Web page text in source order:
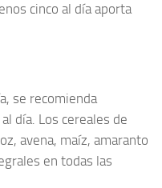
cinco al día aporta
se recomienda
día. Los cereales de
avena, maíz, amaranto
en todas las